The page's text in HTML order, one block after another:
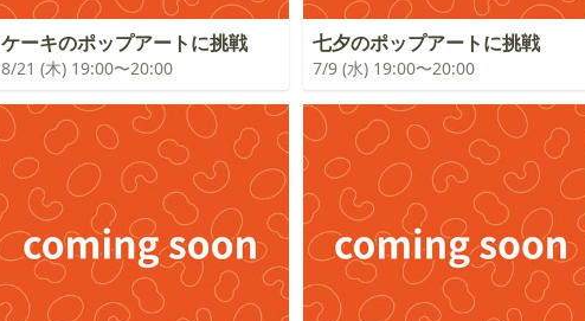
ケーキのポップアートに挑戦
8/21 (木) 19:00〜20:00
七夕のポップアートに挑戦
7/9 (水) 19:00〜20:00